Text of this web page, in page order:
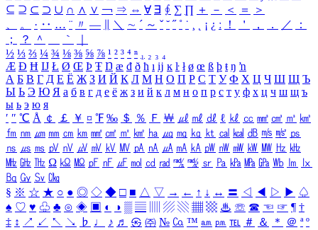
⊆ ⊇ ⊂ ⊃ ∪ ∩ ∧ ∨ ￢ ⇒ ⇔ ∀ ∃ ∮ ∑ ∏ ＋ － ＜ ＝
＞
、
。 · ‥ … ¨ 〃 ― ＼ ∼ ´ ～ ˇ ˘ ˝ ˚ ˙ ¸ ¡ ¿ ː ！ ＇ ， ． ／
：
；
？ ＾ ｀
½ ⅓ ⅔ ¼ ¾ ⅛ ⅜ ⅝ ⅞ ¹ ² ³ ⁴ ⁿ ₁ ₂ ₃ ₄
Æ Ð Ħ Ĳ Ł Ø Œ Þ Ŧ Ŋ æ đ ð ħ ı ĳ ĸ ŀ ł ø œ ß þ ŧ ŋ ŉ
А Б В Г Д Е Ё Ж З И Й К Л М Н О П Р С Т У Ф Х Ц Ч Ш Щ Ъ
Ы Ь Э Ю Я а б в г д е ё ж з и й к л м н о п р с т у ф х ц ч ш щ ъ
ы ь э ю я
′ ″ ℃ Å ￠ ￡ ￥ ¤ ℉ ‰ ＄ ％ Ｆ ￦ ㎕ ㎖ ㎗ ℓ ㎘ ㏄ ㎣ ㎤ ㎥ ㎦
㎙ ㎚ ㎛ ㎜ ㎝ ㎞ ㎟ ㎠ ㎡ ㎢ ㏊ ㎍ ㎎ ㎏ ㏏ ㎈ ㎉ ㏈ ㎧ ㎨ ㎰
㎱ ㎲ ㎳ ㎴ ㎵ ㎶ ㎷ ㎸ ㎹ ㎀ ㎁ ㎂ ㎃ ㎄ ㎺ ㎻ ㎽ ㎾ ㎿ ㎐ ㎑
㎒ ㎓ ㎔ Ω ㏀ ㏁ ㎊ ㎋ ㎌ ㏖ ㏅ ㎭ ㎮ ㎯ ㏛ ㎩ ㎪ ㎫ ㎬ ㏝ ㏐
㏓
㏃ ㏉ ㏜ ㏆
§ ※ ☆ ★ ○ ● ◎ ◇ ◆ □ ■ △ ▽ → ← ↑ ↓ ↔ 〓 ◁ ◀ ▷ ▶ ♤
♠ ♡ ♥ ♧ ♣ ⊙ ◈ ▣ ◐ ◑ ▒ ▤ ▨ ▧ ▦ ▩ ♨ ☏ ☎ ☜ ☞ ¶ †
‡ ↕ ↗ ↙ ↖ ↘ ♭ ♩ ♪ ♬ ㉿ ㈜ № ㏇ ™ ㏂ ㏘ ℡ ＃ ＆ ＊ ＠ ª º